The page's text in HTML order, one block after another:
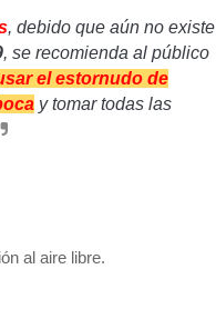
, debido que aún no existe
, se recomienda al público
el estornudo de
y tomar todas las
al aire libre.